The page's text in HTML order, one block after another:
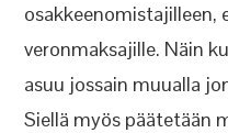
osakkeenomistajilleen,
veronmaksajille. Näin
asuu jossain muualla
Siellä myös päätetään